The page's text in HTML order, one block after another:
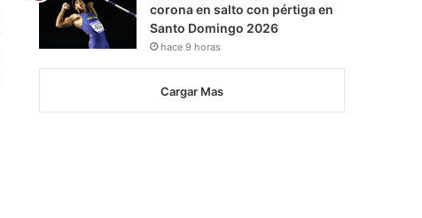
corona en salto con pértiga en
Santo Domingo 2026
hace 9 horas
Cargar Mas